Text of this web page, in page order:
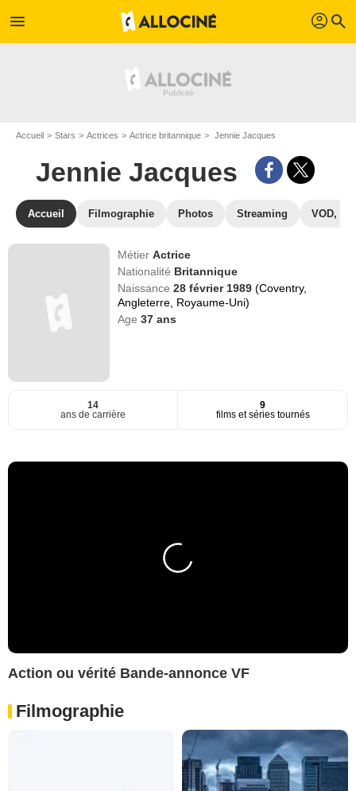
menu profil search
Accueil Stars Actrices Actrice britannique Jennie Jacques
Jennie Jacques
Accueil Filmographie Photos Streaming VOD,
MétierActrice
Nationalité Britannique
Naissance28 février 1989(Coventry,
Angleterre, Royaume-Uni)
Age37 ans
14
ans de carrière
9
films et séries tournés
Action ou vérité Bande-annonce VF
Filmographie